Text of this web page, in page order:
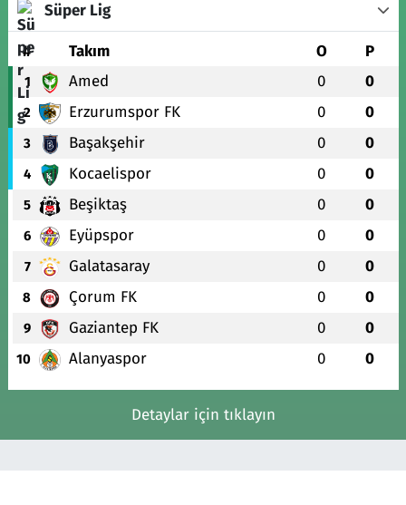
Süper Lig
# Takım O P
1 Amed 0 0
2 Erzurumspor FK 0 0
3 Başakşehir 0 0
4 Kocaelispor 0 0
5 Beşiktaş 0 0
6 Eyüpspor 0 0
7 Galatasaray 0 0
8 Çorum FK 0 0
9 Gaziantep FK 0 0
10 Alanyaspor 0 0
Detaylar için tıklayın